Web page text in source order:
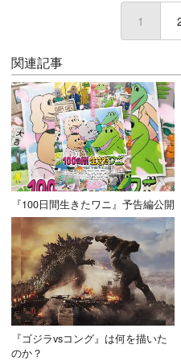
1
関連記事
『100日間生きたワニ』予告編公開
『ゴジラvsコング』は何を描いた
のか？